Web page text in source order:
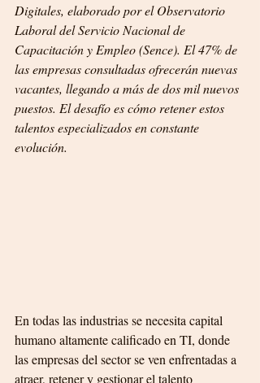
Digitales, elaborado por el Observatorio
Laboral del Servicio Nacional de
Capacitación y Empleo (Sence). El 47% de
las empresas consultadas ofrecerán nuevas
vacantes, llegando a más de dos mil nuevos
puestos. El desafío es cómo retener estos
talentos especializados en constante
evolución.
En todas las industrias se necesita capital
humano altamente calificado en TI, donde
las empresas del sector se ven enfrentadas a
atraer, retener y gestionar el talento